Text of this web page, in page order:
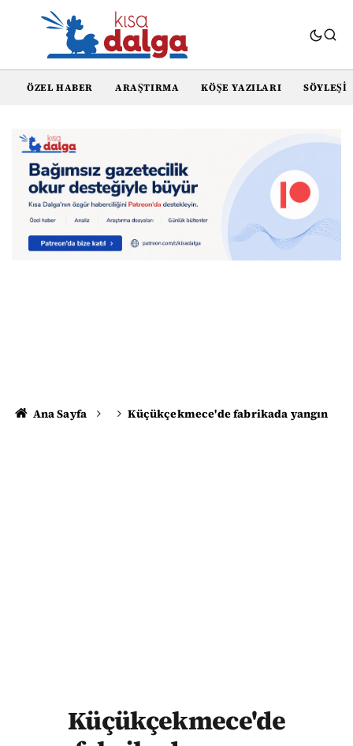
ÖZEL HABER ARAŞTIRMA KÖŞE YAZILARI SÖYLEŞI
Ana Sayfa Küçükçekmece'de fabrikada yangın
Küçükçekmece'de